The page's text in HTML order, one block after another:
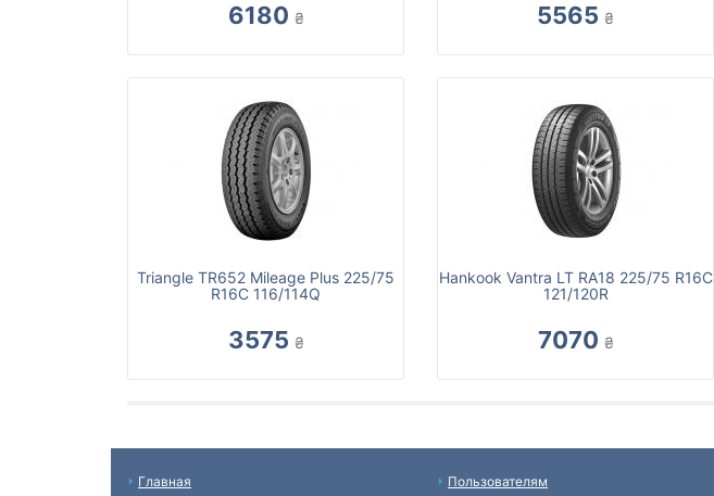
6180 ₴ 5565 ₴
Triangle TR652 Mileage Plus 225/75
R16C 116/114Q
3575 ₴
Hankook Vantra LT RA18 225/75 R16C
121/120R
7070 ₴
Главная Пользователям